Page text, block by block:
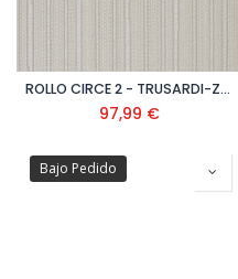
ROLLO CIRCE 2 - TRUSARDI-Z5828
97,99 €
Bajo Pedido